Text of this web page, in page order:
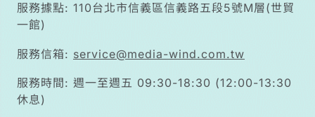
服務據點: 110台北市信義區信義路五段5號M層(世貿
一館)
服務信箱: service@media-wind.com.tw
服務時間: 週一至週五 09:30-18:30 (12:00-13:30
休息)